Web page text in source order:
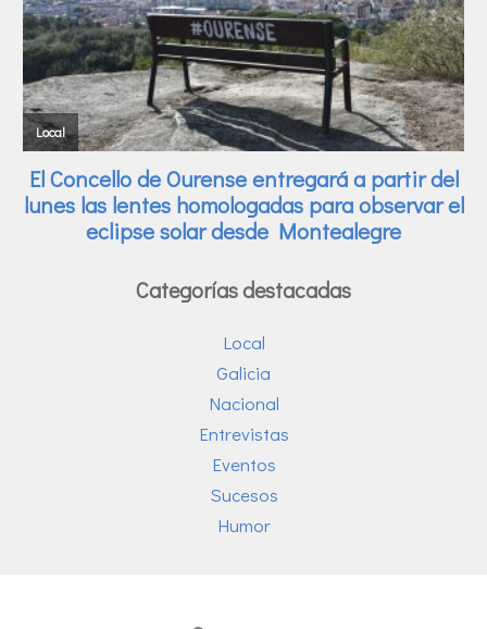
Categorías destacadas
Local
Galicia
Nacional
Entrevistas
Eventos
Sucesos
Humor